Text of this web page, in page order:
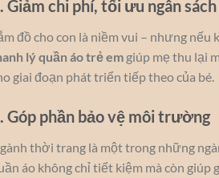
Giảm chi phí, tối ưu ngân
đồ cho con là niềm vui – nhưng nếu
lý quần áo trẻ emgiúp mẹ thu lại
giai đoạn phát triển tiếp theo của bé.
Góp phần bảo vệ môi trường
thời trang là một trong những
áo không chỉ tiết kiệm mà còn